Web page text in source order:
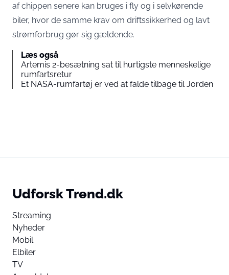
af chippen senere kan bruges i fly og i selvkørende
biler, hvor de samme krav om driftssikkerhed og lavt
strømforbrug gør sig gældende.
Læs også
Artemis 2-besætning sat til hurtigste menneskelige
rumfartsretur
Et NASA-rumfartøj er ved at falde tilbage til Jorden
Udforsk Trend.dk
Streaming
Nyheder
Mobil
Elbiler
TV